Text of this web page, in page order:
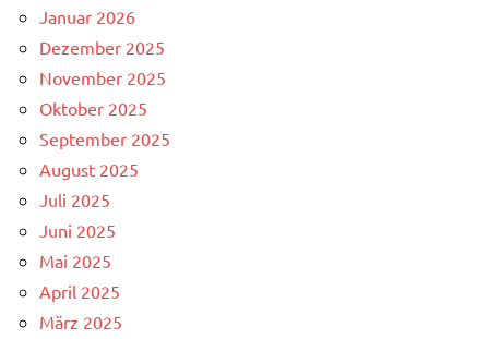
Januar 2026
Dezember 2025
November 2025
Oktober 2025
September 2025
August 2025
Juli 2025
Juni 2025
Mai 2025
April 2025
März 2025